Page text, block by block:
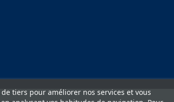
tiers pour améliorer nos services et vous